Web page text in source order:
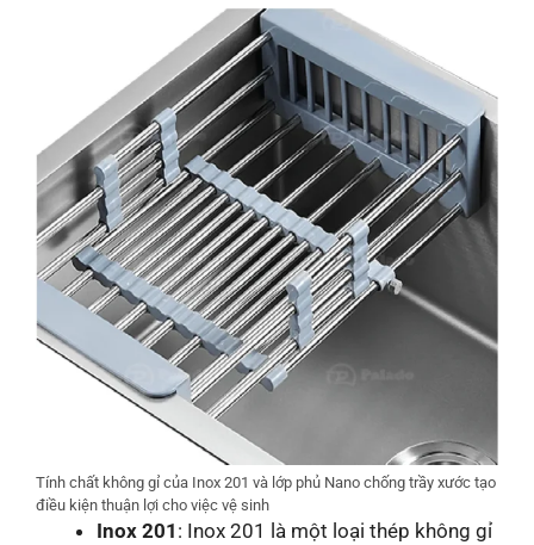
Tính chất không gỉ của Inox 201 và lớp phủ Nano chống trầy xước tạo
điều kiện thuận lợi cho việc vệ sinh
Inox 201 : Inox 201 là một loại thép không gỉ